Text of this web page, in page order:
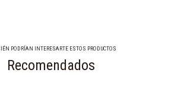
PODRÍAN INTERESARTE ESTOS PRODUCTOS
Recomendados